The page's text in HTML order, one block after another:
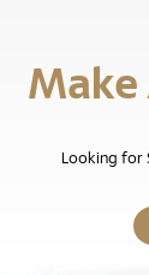
Looking for